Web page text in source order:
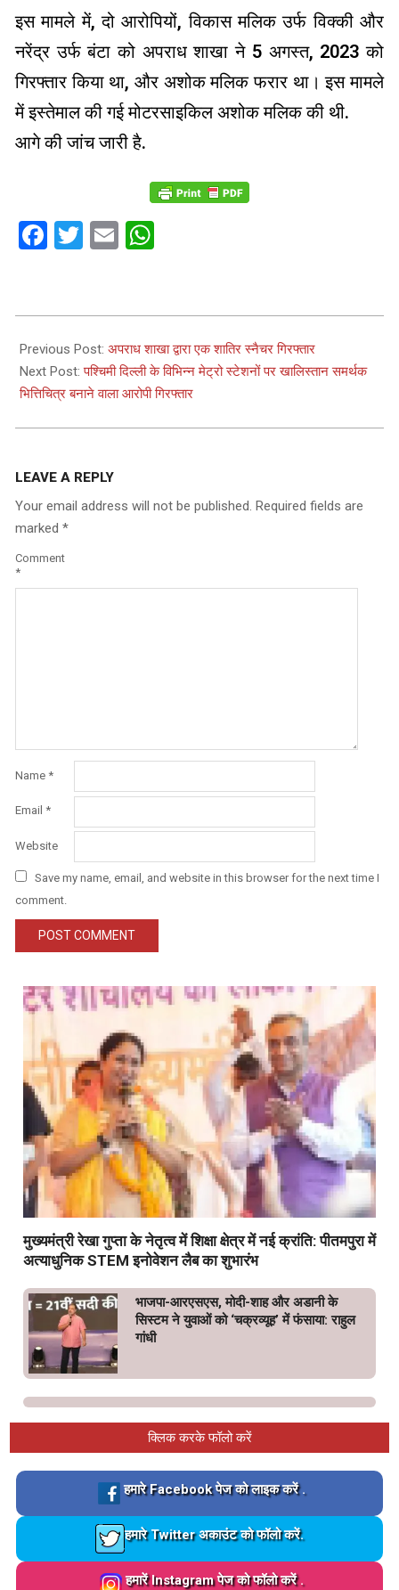
इस मामले में, दो आरोपियों, विकास मलिक उर्फ ​​विक्की और
नरेंद्र उर्फ ​​बंटा को अपराध शाखा ने 5 अगस्त, 2023 को
गिरफ्तार किया था, और अशोक मलिक फरार था। इस मामले
में इस्तेमाल की गई मोटरसाइकिल अशोक मलिक की थी.
आगे की जांच जारी है.
Facebook
Twitter
Email
08-
31
Previous Post: अपराध शाखा द्वारा एक शातिर स्नैचर गिरफ्तार
Next Post:पश्चिमी दिल्ली के विभिन्न मेट्रो स्टेशनों पर खालिस्तान समर्थक
भित्तिचित्र बनाने वाला आरोपी गिरफ्तार
LEAVE A REPLY
Your email address will not be published. Required fields are
marked *
Comment
*
Name *
Email *
Website
Save my name, email, and website in this browser for the next time I
comment.
मुख्यमंत्री रेखा गुप्ता के नेतृत्व में शिक्षा क्षेत्र में नई क्रांति: पीतमपुरा में
अत्याधुनिक STEM इनोवेशन लैब का शुभारंभ
भाजपा-आरएसएस, मोदी-शाह और अडानी के
सिस्टम ने युवाओं को ‘चक्रव्यूह’ में फंसाया: राहुल
गांधी
क्लिक करके फॉलो करें
Loading…
हमारे Facebook पेज को लाइक करें .
Loading…
हमारे Twitter अकाउंट को फॉलो करें.
Loading…
हमारें Instagram पेज को फॉलो करें .